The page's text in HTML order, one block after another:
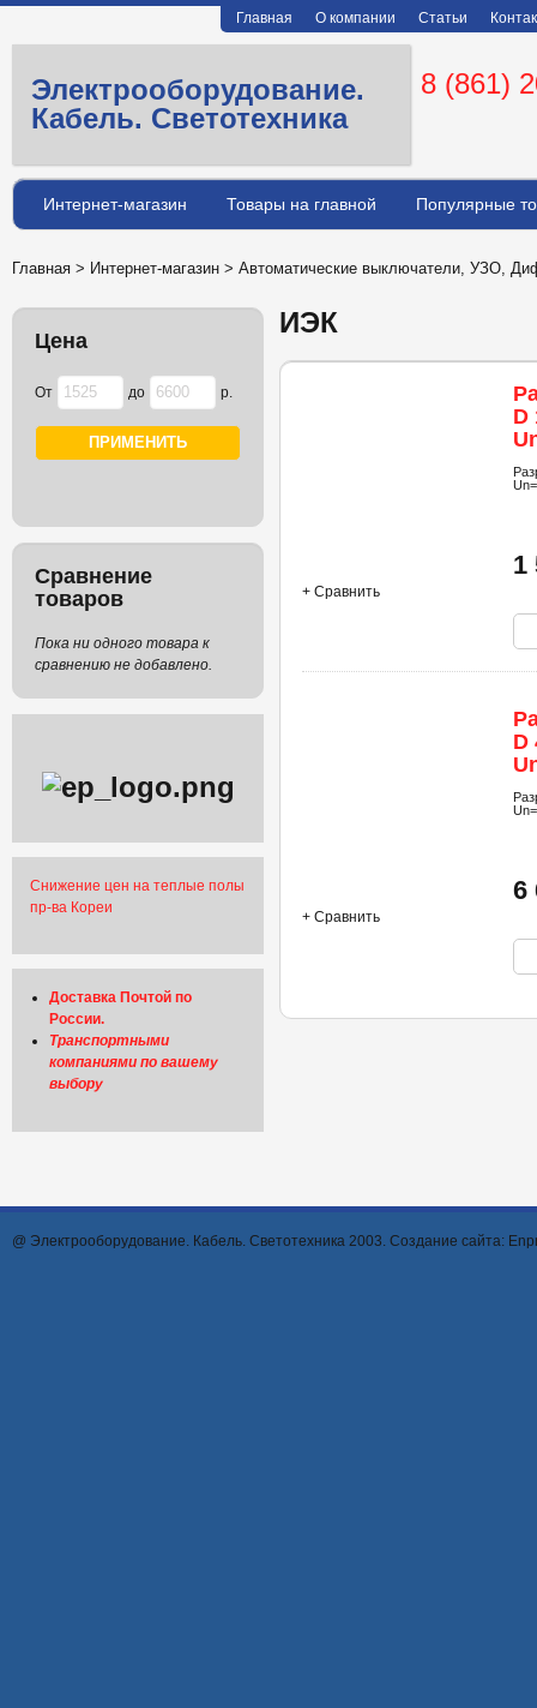
Главная О компании Статьи
Электрооборудование.
Кабель. Светотехника
8 (861)
Интернет-магазин Товары на главной Популярные
Главная > Интернет-магазин > Автоматические выключатели, УЗО,
ИЭК
+ Сравнить
D
1
+ Сравнить
D
6
Цена
От до р.
Сравнение
товаров
Пока ни одного товара к
сравнению не добавлено.
Снижение цен на теплые полы
пр-ва Кореи
Доставка Почтой по
России.
Транспортными
компаниями по вашему
выбору
@ Электрооборудование. Кабель. Светотехника 2003. Создание сайта: